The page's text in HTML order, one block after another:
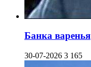
Банка варенья
30-07-2026 3 165